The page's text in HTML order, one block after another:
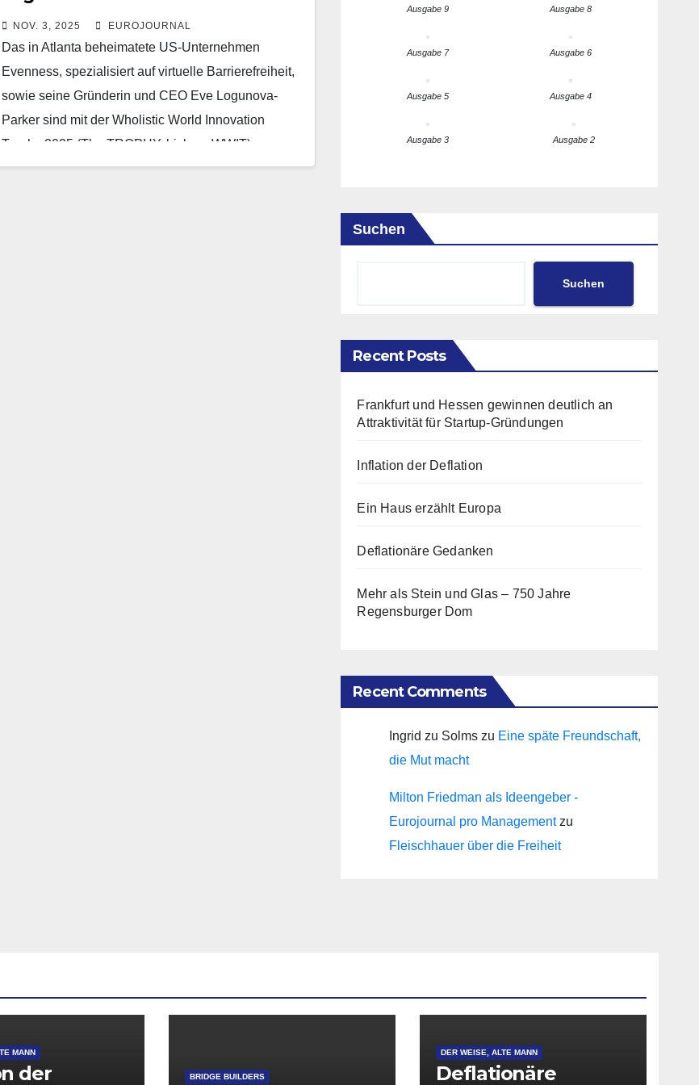
Wholistic World Innovation
Trophy 2025
NOV. 3, 2025 EUROJOURNAL
Das in Atlanta beheimatete US-Unternehmen
Evenness, spezialisiert auf virtuelle Barrierefreiheit,
sowie seine Gründerin und CEO Eve Logunova-
Parker sind mit der Wholistic World Innovation
Trophy 2025 (The TROPHY, bislang WWIT)
ausgezeichnet…
Ausgabe 9 Ausgabe 8
Ausgabe 7 Ausgabe 6
Ausgabe 5 Ausgabe 4
Ausgabe 3 Ausgabe 2
Suchen
Suchen
Recent Posts
Frankfurt und Hessen gewinnen deutlich an
Attraktivität für Startup-Gründungen
Inflation der Deflation
Ein Haus erzählt Europa
Deflationäre Gedanken
Mehr als Stein und Glas – 750 Jahre
Regensburger Dom
Recent Comments
Ingrid zu Solms zu Eine späte Freundschaft,
die Mut macht
Milton Friedman als Ideengeber -
Eurojournal pro Managementzu
Fleischhauer über die Freiheit
MANN
der
BRIDGE BUILDERS
DER WEISE, ALTE MANN
Deflationäre